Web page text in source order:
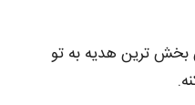
بخش‌ ترین هدیه به تو